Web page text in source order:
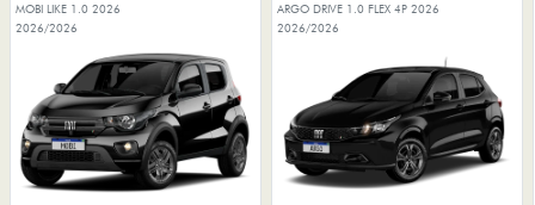
MOBI LIKE 1.0 2026
2026/2026
ARGO DRIVE 1.0 FLEX 4P 2026
2026/2026